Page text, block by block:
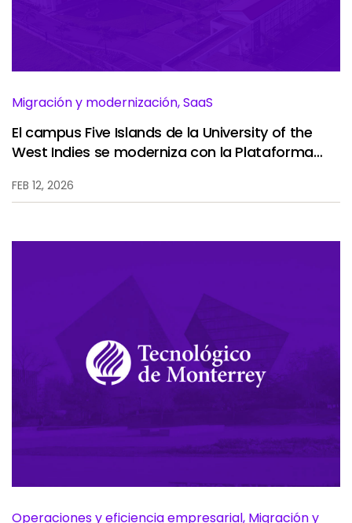
Compañía
Centro de información para clientes
Migración y modernización, SaaS
El campus Five Islands de la University of the
West Indies se moderniza con la Plataforma
experiencia estudiantil.
FEB 12, 2026
Operaciones y eficiencia empresarial, Migración y